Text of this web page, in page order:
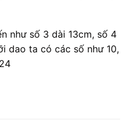
như số 3 dài 13cm, số 4
dao ta có các số như 10,